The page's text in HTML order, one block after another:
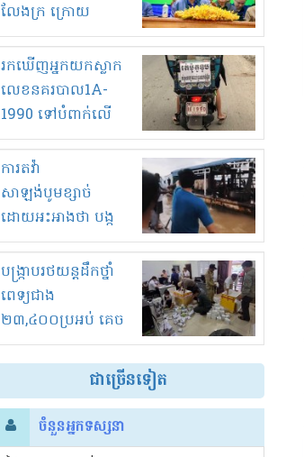
លែងក្រ ក្រោយ
ឆ្នាំ២០៣០
រកឃើញអ្នកយកស្លាក
លេខនគរបាល1A-
1990 ទៅបំពាក់លើ
ម៉ូតូរបស់ខ្លួន ដាកផ្លាក
រត់ឌុបហើយ
ការតវ៉ា
សាឡង់បូមខ្សាច់
ដោយអះអាងថា បង្ក
បាក់ច្រាំងទន្លេ និង
រំខានទាំងយប់ទាំងថ្ងៃ
បង្ក្រាបរថយន្តដឹកថ្នាំ
ពេទ្យជាង
២៣,៤០០ប្រអប់ គេច
ពន្ធនិងអត់ច្បាប់នាំ
ចូល!?
ជាច្រើនទៀត
ចំនួនអ្នកទស្សនា